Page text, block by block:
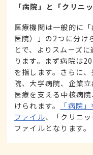
「病院」と「クリニ
医療機関は一般的に
医院）」の2つに分け
とで、よりスムーズ
ります。まず病院は
を指します。さらに
院、大学病院、企業
医療を支える中核病
けられます。
「病院
ファイル、「クリニ
ファイルとなります。